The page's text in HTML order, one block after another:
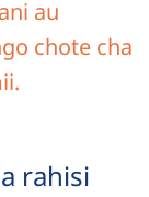
au
chote cha
rahisi